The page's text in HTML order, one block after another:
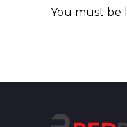
You must be